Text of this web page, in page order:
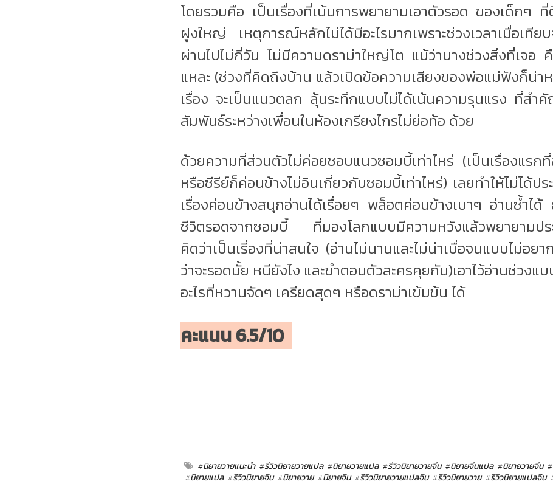
โดยรวมคือ เป็นเรื่องที่เน้นการพยายามเอาตัวรอด ของเด็กๆ
ฝูงใหญ่ เหตุการณ์หลักไม่ได้มีอะไรมากเพราะช่วงเวลาเมื่อเที
ผ่านไปไม่กี่วัน ไม่มีความดราม่าใหญ่โต แม้ว่าบางช่วงสิ่งที่เจอ
แหละ (ช่วงที่คิดถึงบ้าน แล้วเปิดข้อความเสียงของพ่อแม่ฟังก็น่า
เรื่อง จะเป็นแนวตลก ลุ้นระทึกแบบไม่ได้เน้นความรุนแรง ที่สำ
สัมพันธ์ระหว่างเพื่อนในห้องเกรียงไกรไม่ย่อท้อ ด้วย
ด้วยความที่ส่วนตัวไม่ค่อยชอบแนวซอมบี้เท่าไหร่ (เป็นเรื่องแร
หรือซีรีย์ก็ค่อนข้างไม่อินเกี่ยวกับซอมบี้เท่าไหร่) เลยทำให้ไม่ได้ป
เรื่องค่อนข้างสนุกอ่านได้เรื่อยๆ พล็อตค่อนข้างเบาๆ อ่านซ้ำได้
ชีวิตรอดจากซอมบี้ ที่มองโลกแบบมีความหวังแล้วพยายามปร
คิดว่าเป็นเรี่องที่น่าสนใจ (อ่านไม่นานและไม่น่าเบื่อจนแบบไม่อย
ว่าจะรอดมั้ย หนียังไง และขำตอนตัวละครคุยกัน)เอาไว้อ่านช่วงแ
อะไรที่หวานจัดๆ เครียดสุดๆ หรือดราม่าเข้มข้น ได้
คะแนน 6.5/10
#นิยายวายแนะนำ #รีวิวนิยายวายแปล #นิยายวายแปล #รีวิวนิยายวายจีน #นิยายจีนแปล #นิยายวายจีน
#นิยายแปล #รีวิวนิยายจีน #นิยายวาย #นิยายจีน #รีวิวนิยายวายแปลจีน #รีวิวนิยายวาย #รีวิวนิยายแปลจีน